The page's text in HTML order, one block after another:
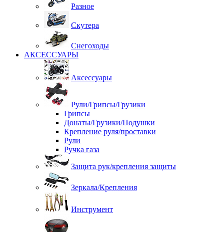
Разное
Скутера
Снегоходы
АКСЕССУАРЫ
Аксессуары
Рули/Грипсы/Грузики
Грипсы
Донаты/Грузики/Подушки
Крепление руля/проставки
Рули
Ручка газа
Защита рук/крепления защиты
Зеркала/Крепления
Инструмент